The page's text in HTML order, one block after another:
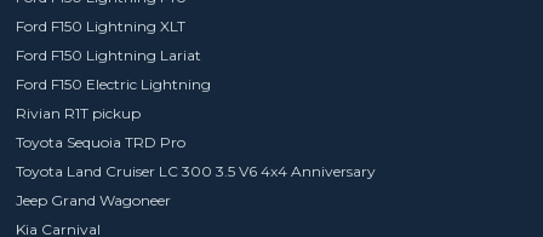
Ford F150 Lightning XLT
Ford F150 Lightning Lariat
Ford F150 Electric Lightning
Rivian R1T pickup
Toyota Sequoia TRD Pro
Toyota Land Cruiser LC 300 3.5 V6 4x4 Anniversary
Jeep Grand Wagoneer
Kia Carnival